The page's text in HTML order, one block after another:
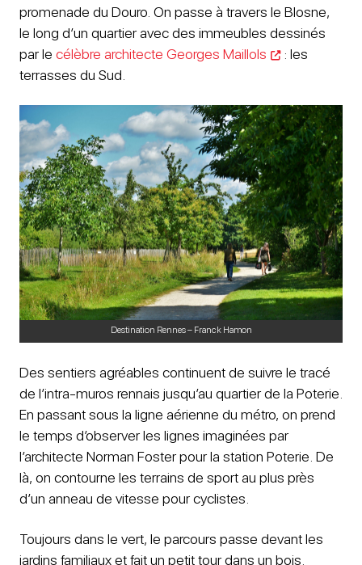
promenade du Douro. On passe à travers le Blosne,
le long d’un quartier avec des immeubles dessinés
par le célèbre architecte Georges Maillols
: les
terrasses du Sud.
Destination Rennes – Franck Hamon
Des sentiers agréables continuent de suivre le tracé
de l’intra-muros rennais jusqu’au quartier de la Poterie.
En passant sous la ligne aérienne du métro, on prend
le temps d’observer les lignes imaginées par
l’architecte Norman Foster pour la station Poterie. De
là, on contourne les terrains de sport au plus près
d’un anneau de vitesse pour cyclistes.
Toujours dans le vert, le parcours passe devant les
jardins familiaux et fait un petit tour dans un bois.